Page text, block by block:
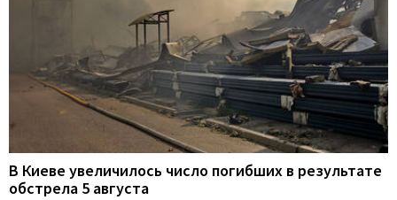
В Киеве увеличилось число погибших в результате
обстрела 5 августа